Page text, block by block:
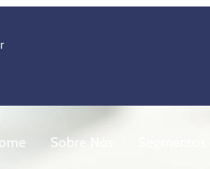
Sobre Nós